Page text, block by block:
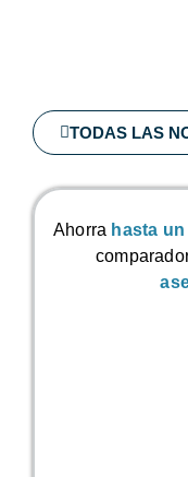
TODAS LAS
Ahorra hasta un